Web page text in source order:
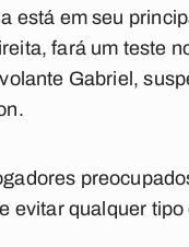
está em seu
fará um teste
Gabriel,
evitar qualquer